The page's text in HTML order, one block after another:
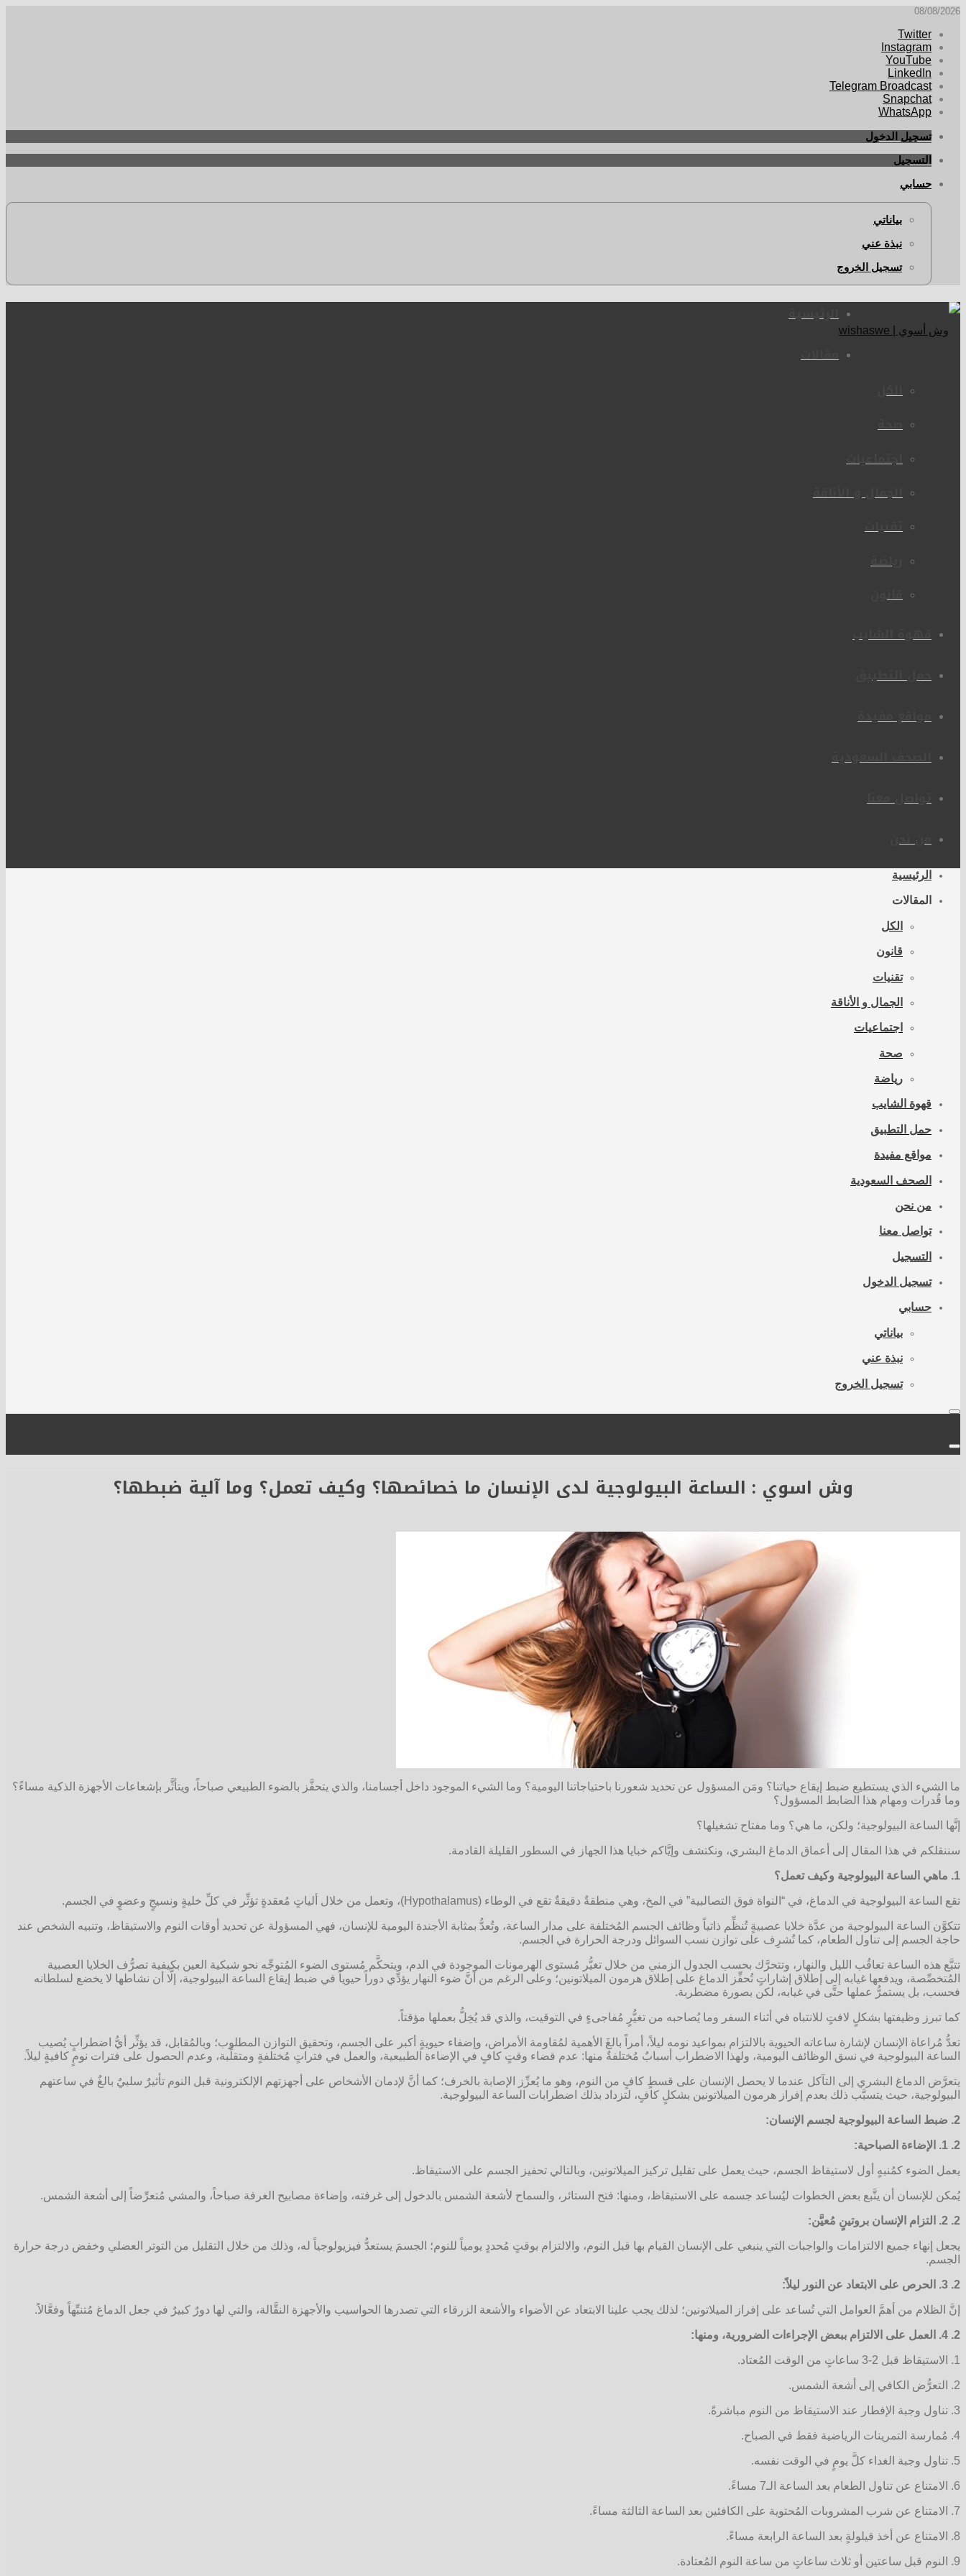
08/08/2026
Twitter
Instagram
YouTube
LinkedIn
Telegram Broadcast
Snapchat
WhatsApp
تسجيل الدخول
التسجيل
حسابي
بياناتي
نبذة عني
تسجيل الخروج
الرئيسية
مقالات
الكل
صحة
اجتماعيات
الجمال و الأناقة
تقنيات
رياضة
قانون
قهوة الشايب
حمل التطبيق
مواقع مفيدة
الصحف السعودية
تواصل معنا
من نحن
الرئيسية
المقالات
الكل
قانون
تقنيات
الجمال و الأناقة
اجتماعيات
صحة
رياضة
قهوة الشايب
حمل التطبيق
مواقع مفيدة
الصحف السعودية
من نحن
تواصل معنا
التسجيل
تسجيل الدخول
حسابي
بياناتي
نبذة عني
تسجيل الخروج
وش اسوي : الساعة البيولوجية لدى الإنسان ما خصائصها؟ وكيف تعمل؟ وما آلية ضبطها؟
ما الشيء الذي يستطيع ضبط إيقاع حياتنا؟ ومَن المسؤول عن تحديد شعورنا باحتياجاتنا اليومية؟ وما الشيء الموجود داخل أجسامنا، والذي يتحفَّز بالضوء الطبيعي صباحاً، ويتأثَّر بإشعاعات الأجهزة الذكية مساءً؟
وما قُدرات ومهام هذا الضابط المسؤول؟
إنَّها الساعة البيولوجية؛ ولكن، ما هي؟ وما مفتاح تشغيلها؟
سننقلكم في هذا المقال إلى أعماق الدماغ البشري، ونكتشف وإيَّاكم خبايا هذا الجهاز في السطور القليلة القادمة.
1. ماهي الساعة البيولوجية وكيف تعمل؟
تقع الساعة البيولوجية في الدماغ، في “النواة فوق التصالبية” في المخ، وهي منطقةٌ دقيقةٌ تقع في الوطاء (Hypothalamus)، وتعمل من خلال ألياتٍ مُعقدةٍ تؤثِّر في كلِّ خليةٍ ونسيجٍ وعضوٍ في الجسم.
تتكوَّن الساعة البيولوجية من عدَّة خلايا عصبيةٍ تُنظِّم ذاتياً وظائف الجسم المُختلفة على مدار الساعة، وتُعدُّ بمثابة الأجندة اليومية للإنسان، فهي المسؤولة عن تحديد أوقات النوم والاستيقاظ، وتنبيه الشخص عند
حاجة الجسم إلى تناول الطعام، كما تُشرِف على توازن نسب السوائل ودرجة الحرارة في الجسم.
تتبَّع هذه الساعة تعاقُب الليل والنهار، وتتحرَّك بحسب الجدول الزمني من خلال تغيُّر مُستوى الهرمونات الموجودة في الدم، ويتحكَّم مُستوى الضوء المُتوجِّه نحو شبكية العين بكيفية تصرُّف الخلايا العصبية
المُتخصِّصة، ويدفعها غيابه إلى إطلاق إشاراتٍ تُحفِّز الدماغ على إطلاق هرمون الميلاتونين؛ وعلى الرغم من أنَّ ضوء النهار يؤدِّي دوراً حيوياً في ضبط إيقاع الساعة البيولوجية، إلَّا أن نشاطها لا يخضع لسلطانه
فحسب، بل يستمرُّ عملها حتَّى في غيابه، لكن بصورة مضطربة.
كما تبرز وظيفتها بشكلٍ لافتٍ للانتباه في أثناء السفر وما يُصاحبه من تغيُّرٍ مُفاجىءٍ في التوقيت، والذي قد يُخِلُّ بعملها مؤقتاً.
تعدُّ مُراعاة الإنسان لإشارة ساعاته الحيوية بالالتزام بمواعيد نومه ليلاً، أمراً بالغَ الأهمية لمُقاومة الأمراض، وإضفاء حيويةٍ أكبر على الجسم، وتحقيق التوازن المطلوب؛ وبالمُقابل، قد يؤثِّر أيُّ اضطرابٍ يُصيب
الساعة البيولوجية في نسق الوظائف اليومية، ولهذا الاضطراب أسبابٌ مُختلفةٌ منها: عدم قضاء وقتٍ كافٍ في الإضاءة الطبيعية، والعمل في فتراتٍ مُختلفةٍ ومتقلِّبة، وعدم الحصول على فترات نومٍ كافيةٍ ليلاً.
يتعرَّض الدماغ البشري إلى التآكل عندما لا يحصل الإنسان على قسطٍ كافٍ من النوم، وهو ما يُعزِّز الإصابة بالخرف؛ كما أنَّ لإدمان الأشخاص على أجهزتهم الإلكترونية قبل النوم تأثيرٌ سلبيٌ بالغٌ في ساعتهم
البيولوجية، حيث يتسبَّب ذلك بعدم إفراز هرمون الميلاتونين بشكلٍ كافٍ، لتزداد بذلك اضطرابات الساعة البيولوجية.
2. ضبط الساعة البيولوجية لجسم الإنسان:
2. 1. الإضاءة الصباحية:
يعمل الضوء كمُنبهٍ أول لاستيقاظ الجسم، حيث يعمل على تقليل تركيز الميلاتونين، وبالتالي تحفيز الجسم على الاستيقاظ.
يُمكن للإنسان أن يتَّبع بعض الخطوات ليُساعد جسمه على الاستيقاظ، ومنها: فتح الستائر، والسماح لأشعة الشمس بالدخول إلى غرفته، وإضاءة مصابيح الغرفة صباحاً، والمشي مُتعرِّضاً إلى أشعة الشمس.
2. 2. التزام الإنسان بروتينٍ مُعيَّن:
يجعل إنهاء جميع الالتزامات والواجبات التي ينبغي على الإنسان القيام بها قبل النوم، والالتزام بوقتٍ مُحددٍ يومياً للنوم؛ الجسمَ يستعدُّ فيزيولوجياً له، وذلك من خلال التقليل من التوتر العضلي وخفض درجة حرارة
الجسم.
2. 3. الحرص على الابتعاد عن النور ليلاً:
إنَّ الظلام من أهمَّ العوامل التي تُساعد على إفراز الميلاتونين؛ لذلك يجب علينا الابتعاد عن الأضواء والأشعة الزرقاء التي تصدرها الحواسيب والأجهزة النقَّالة، والتي لها دورٌ كبيرٌ في جعل الدماغ مُتنبِّهاً وفعَّالاً.
2. 4. العمل على الالتزام ببعض الإجراءات الضرورية، ومنها:
1. الاستيقاظ قبل 2-3 ساعاتٍ من الوقت المُعتاد.
2. التعرُّض الكافي إلى أشعة الشمس.
3. تناول وجبة الإفطار عند الاستيقاظ من النوم مباشرةً.
4. مُمارسة التمرينات الرياضية فقط في الصباح.
5. تناول وجبة الغداء كلَّ يومٍ في الوقت نفسه.
6. الامتناع عن تناول الطعام بعد الساعة الـ7 مساءً.
7. الامتناع عن شرب المشروبات المُحتوية على الكافئين بعد الساعة الثالثة مساءً.
8. الامتناع عن أخذ قيلولةٍ بعد الساعة الرابعة مساءً.
9. النوم قبل ساعتين أو ثلاث ساعاتٍ من ساعة النوم المُعتادة.